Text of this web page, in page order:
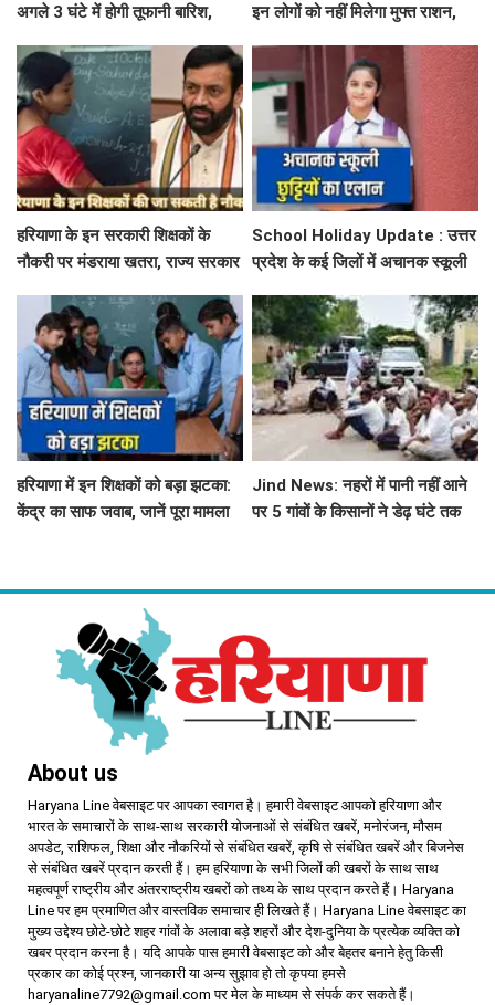
अगले 3 घंटे में होगी तूफानी बारिश,
इन लोगों को नहीं मिलेगा मुफ्त राशन,
हरियाणा के इन सरकारी शिक्षकों के
नौकरी पर मंडराया खतरा, राज्य सरकार
School Holiday Update : उत्तर
प्रदेश के कई जिलों में अचानक स्कूली
सटीक जानकारी
हरियाणा में इन शिक्षकों को बड़ा झटका:
केंद्र का साफ जवाब, जानें पूरा मामला
Jind News: नहरों में पानी नहीं आने
पर 5 गांवों के किसानों ने डेढ़ घंटे तक
About us
Haryana Line वेबसाइट पर आपका स्वागत है। हमारी वेबसाइट आपको हरियाणा और
भारत के समाचारों के साथ-साथ सरकारी योजनाओं से संबंधित खबरें, मनोरंजन, मौसम
अपडेट, राशिफल, शिक्षा और नौकरियों से संबंधित खबरें, कृषि से संबंधित खबरें और बिजनेस
से संबंधित खबरें प्रदान करती हैं। हम हरियाणा के सभी जिलों की खबरों के साथ साथ
महत्वपूर्ण राष्ट्रीय और अंतरराष्ट्रीय खबरों को तथ्य के साथ प्रदान करते हैं। Haryana
Line पर हम प्रमाणित और वास्तविक समाचार ही लिखते हैं। Haryana Line वेबसाइट का
मुख्य उद्देश्य छोटे-छोटे शहर गांवों के अलावा बड़े शहरों और देश-दुनिया के प्रत्येक व्यक्ति को
खबर प्रदान करना है। यदि आपके पास हमारी वेबसाइट को और बेहतर बनाने हेतु किसी
प्रकार का कोई प्रश्न, जानकारी या अन्य सुझाव हो तो कृपया हमसे
haryanaline7792@gmail.com पर मेल के माध्यम से संपर्क कर सकते हैं।